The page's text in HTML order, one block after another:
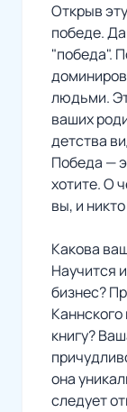
Открыв
победе.
"победа".
людьми.
ваших
детства
Победа —
хотите. О
вы, и
Какова
Научится
бизнес?
книгу?
она
следует